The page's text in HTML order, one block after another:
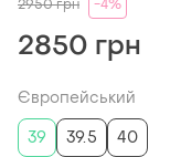
2950грн -4%
2850 грн
Європейський
39
39.5 40